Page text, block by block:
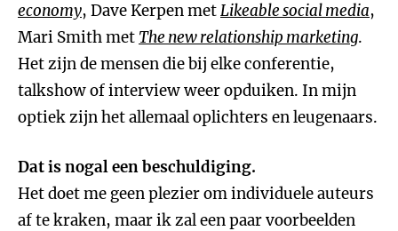
economy, Dave Kerpen metLikeable social media,
Mari Smith met The new relationship marketing.
Het zijn de mensen die bij elke conferentie,
talkshow of interview weer opduiken. In mijn
optiek zijn het allemaal oplichters en leugenaars.
Dat is nogal een beschuldiging.
Het doet me geen plezier om individuele auteurs
af te kraken, maar ik zal een paar voorbeelden